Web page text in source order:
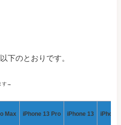
下のとおりです。
す→
Max iPhone 13 Pro iPhone 13 iPhone